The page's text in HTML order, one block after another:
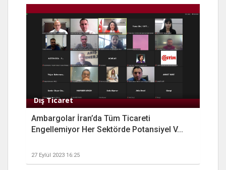
Dış Ticaret
Ambargolar İran’da Tüm Ticareti
Engellemiyor Her Sektörde Potansiyel V...
27 Eylül 2023 16:25